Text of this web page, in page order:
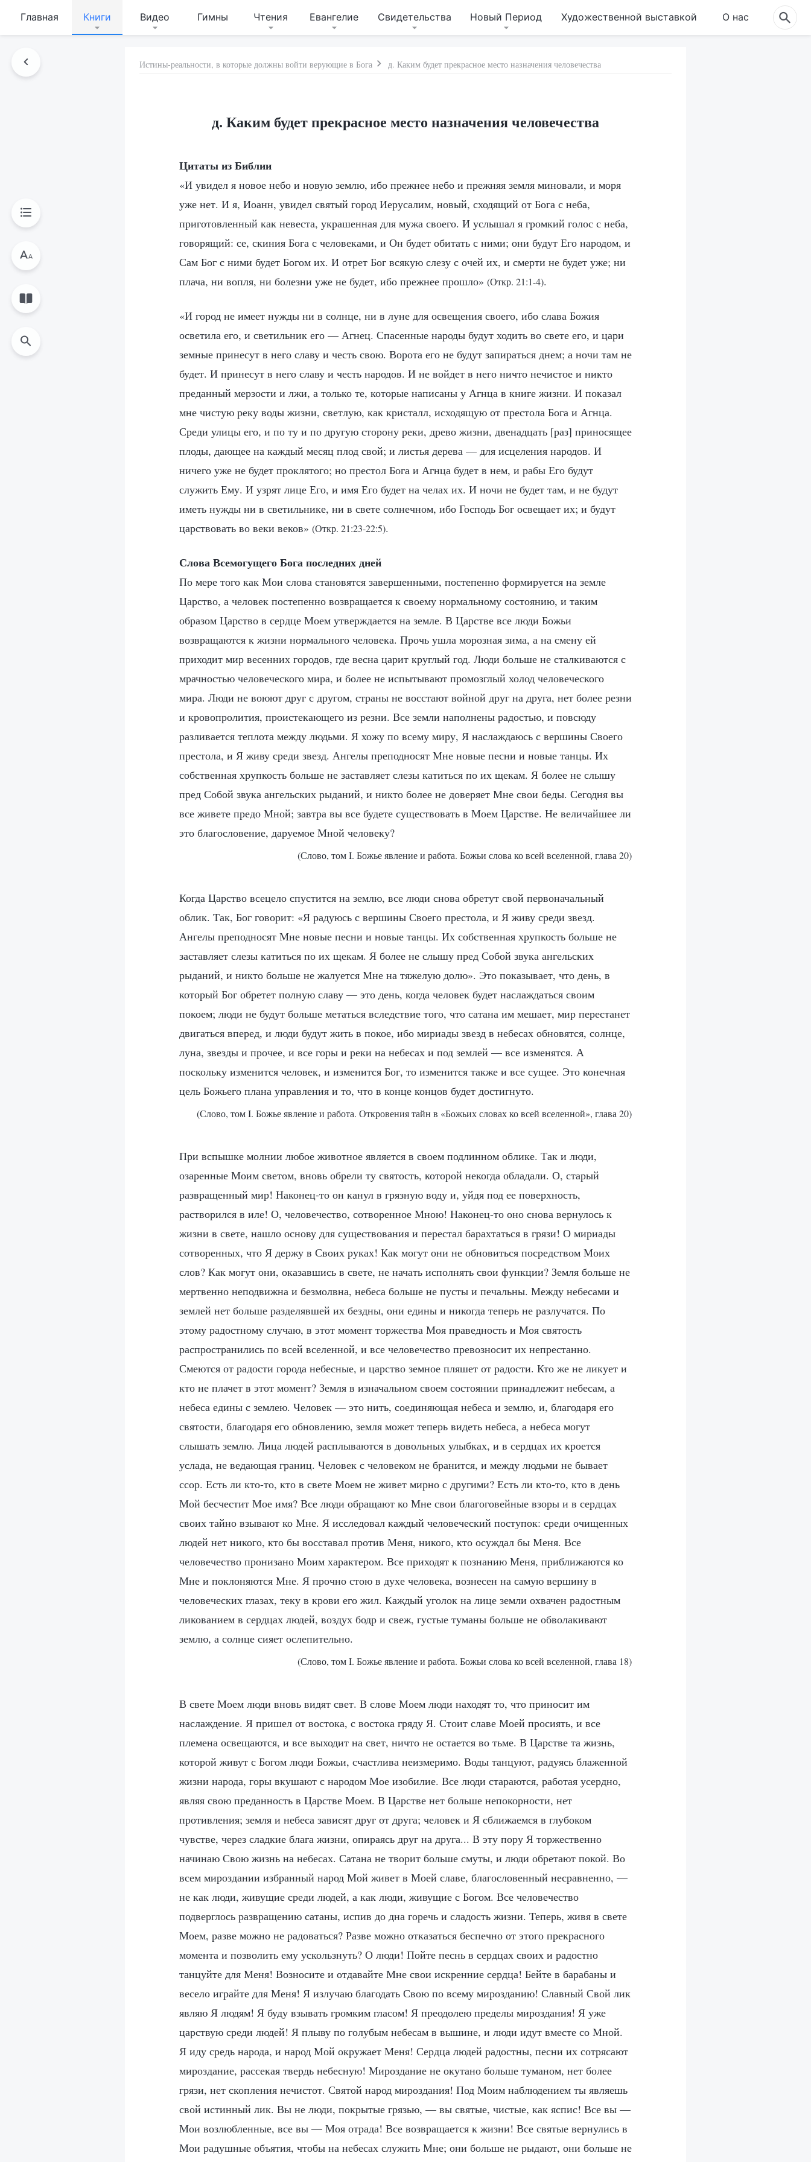
Главная Книги Видео Гимны Чтения Евангелие Свидетельства Новый Период Художественной выставкой О нас
Истины-реальности, в которые должны войти верующие в Бога д. Каким будет прекрасное место назначения человечества
д. Каким будет прекрасное место назначения человечества
Цитаты из Библии
«И увидел я новое небо и новую землю, ибо прежнее небо и прежняя земля миновали, и моря
уже нет. И я, Иоанн, увидел святый город Иерусалим, новый, сходящий от Бога с неба,
приготовленный как невеста, украшенная для мужа своего. И услышал я громкий голос с неба,
говорящий: се, скиния Бога с человеками, и Он будет обитать с ними; они будут Его народом, и
Сам Бог с ними будет Богом их. И отрет Бог всякую слезу с очей их, и смерти не будет уже; ни
плача, ни вопля, ни болезни уже не будет, ибо прежнее прошло» (Откр. 21:1-4).
«И город не имеет нужды ни в солнце, ни в луне для освещения своего, ибо слава Божия
осветила его, и светильник его — Агнец. Спасенные народы будут ходить во свете его, и цари
земные принесут в него славу и честь свою. Ворота его не будут запираться днем; а ночи там не
будет. И принесут в него славу и честь народов. И не войдет в него ничто нечистое и никто
преданный мерзости и лжи, а только те, которые написаны у Агнца в книге жизни. И показал
мне чистую реку воды жизни, светлую, как кристалл, исходящую от престола Бога и Агнца.
Среди улицы его, и по ту и по другую сторону реки, древо жизни, двенадцать [раз] приносящее
плоды, дающее на каждый месяц плод свой; и листья дерева — для исцеления народов. И
ничего уже не будет проклятого; но престол Бога и Агнца будет в нем, и рабы Его будут
служить Ему. И узрят лице Его, и имя Его будет на челах их. И ночи не будет там, и не будут
иметь нужды ни в светильнике, ни в свете солнечном, ибо Господь Бог освещает их; и будут
царствовать во веки веков» (Откр. 21:23-22:5).
Слова Всемогущего Бога последних дней
По мере того как Мои слова становятся завершенными, постепенно формируется на земле
Царство, а человек постепенно возвращается к своему нормальному состоянию, и таким
образом Царство в сердце Моем утверждается на земле. В Царстве все люди Божьи
возвращаются к жизни нормального человека. Прочь ушла морозная зима, а на смену ей
приходит мир весенних городов, где весна царит круглый год. Люди больше не сталкиваются с
мрачностью человеческого мира, и более не испытывают промозглый холод человеческого
мира. Люди не воюют друг с другом, страны не восстают войной друг на друга, нет более резни
и кровопролития, проистекающего из резни. Все земли наполнены радостью, и повсюду
разливается теплота между людьми. Я хожу по всему миру, Я наслаждаюсь с вершины Своего
престола, и Я живу среди звезд. Ангелы преподносят Мне новые песни и новые танцы. Их
собственная хрупкость больше не заставляет слезы катиться по их щекам. Я более не слышу
пред Собой звука ангельских рыданий, и никто более не доверяет Мне свои беды. Сегодня вы
все живете предо Мной; завтра вы все будете существовать в Моем Царстве. Не величайшее ли
это благословение, даруемое Мной человеку?
(Слово, том I. Божье явление и работа. Божьи слова ко всей вселенной, глава 20)
Когда Царство всецело спустится на землю, все люди снова обретут свой первоначальный
облик. Так, Бог говорит: «Я радуюсь с вершины Своего престола, и Я живу среди звезд.
Ангелы преподносят Мне новые песни и новые танцы. Их собственная хрупкость больше не
заставляет слезы катиться по их щекам. Я более не слышу пред Собой звука ангельских
рыданий, и никто больше не жалуется Мне на тяжелую долю». Это показывает, что день, в
который Бог обретет полную славу — это день, когда человек будет наслаждаться своим
покоем; люди не будут больше метаться вследствие того, что сатана им мешает, мир перестанет
двигаться вперед, и люди будут жить в покое, ибо мириады звезд в небесах обновятся, солнце,
луна, звезды и прочее, и все горы и реки на небесах и под землей — все изменятся. А
поскольку изменится человек, и изменится Бог, то изменится также и все сущее. Это конечная
цель Божьего плана управления и то, что в конце концов будет достигнуто.
(Слово, том I. Божье явление и работа. Откровения тайн в «Божьих словах ко всей вселенной», глава 20)
При вспышке молнии любое животное является в своем подлинном облике. Так и люди,
озаренные Моим светом, вновь обрели ту святость, которой некогда обладали. О, старый
развращенный мир! Наконец-то он канул в грязную воду и, уйдя под ее поверхность,
растворился в иле! О, человечество, сотворенное Мною! Наконец-то оно снова вернулось к
жизни в свете, нашло основу для существования и перестал барахтаться в грязи! О мириады
сотворенных, что Я держу в Своих руках! Как могут они не обновиться посредством Моих
слов? Как могут они, оказавшись в свете, не начать исполнять свои функции? Земля больше не
мертвенно неподвижна и безмолвна, небеса больше не пусты и печальны. Между небесами и
землей нет больше разделявшей их бездны, они едины и никогда теперь не разлучатся. По
этому радостному случаю, в этот момент торжества Моя праведность и Моя святость
распространились по всей вселенной, и все человечество превозносит их непрестанно.
Смеются от радости города небесные, и царство земное пляшет от радости. Кто же не ликует и
кто не плачет в этот момент? Земля в изначальном своем состоянии принадлежит небесам, а
небеса едины с землею. Человек — это нить, соединяющая небеса и землю, и, благодаря его
святости, благодаря его обновлению, земля может теперь видеть небеса, а небеса могут
слышать землю. Лица людей расплываются в довольных улыбках, и в сердцах их кроется
услада, не ведающая границ. Человек с человеком не бранится, и между людьми не бывает
ссор. Есть ли кто-то, кто в свете Моем не живет мирно с другими? Есть ли кто-то, кто в день
Мой бесчестит Мое имя? Все люди обращают ко Мне свои благоговейные взоры и в сердцах
своих тайно взывают ко Мне. Я исследовал каждый человеческий поступок: среди очищенных
людей нет никого, кто бы восставал против Меня, никого, кто осуждал бы Меня. Все
человечество пронизано Моим характером. Все приходят к познанию Меня, приближаются ко
Мне и поклоняются Мне. Я прочно стою в духе человека, вознесен на самую вершину в
человеческих глазах, теку в крови его жил. Каждый уголок на лице земли охвачен радостным
ликованием в сердцах людей, воздух бодр и свеж, густые туманы больше не обволакивают
землю, а солнце сияет ослепительно.
(Слово, том I. Божье явление и работа. Божьи слова ко всей вселенной, глава 18)
В свете Моем люди вновь видят свет. В слове Моем люди находят то, что приносит им
наслаждение. Я пришел от востока, с востока гряду Я. Стоит славе Моей просиять, и все
племена освещаются, и все выходит на свет, ничто не остается во тьме. В Царстве та жизнь,
которой живут с Богом люди Божьи, счастлива неизмеримо. Воды танцуют, радуясь блаженной
жизни народа, горы вкушают с народом Мое изобилие. Все люди стараются, работая усердно,
являя свою преданность в Царстве Моем. В Царстве нет больше непокорности, нет
противления; земля и небеса зависят друг от друга; человек и Я сближаемся в глубоком
чувстве, через сладкие блага жизни, опираясь друг на друга... В эту пору Я торжественно
начинаю Свою жизнь на небесах. Сатана не творит больше смуты, и люди обретают покой. Во
всем мироздании избранный народ Мой живет в Моей славе, благословенный несравненно, —
не как люди, живущие среди людей, а как люди, живущие с Богом. Все человечество
подверглось развращению сатаны, испив до дна горечь и сладость жизни. Теперь, живя в свете
Моем, разве можно не радоваться? Разве можно отказаться беспечно от этого прекрасного
момента и позволить ему ускользнуть? О люди! Пойте песнь в сердцах своих и радостно
танцуйте для Меня! Возносите и отдавайте Мне свои искренние сердца! Бейте в барабаны и
весело играйте для Меня! Я излучаю благодать Свою по всему мирозданию! Славный Свой лик
являю Я людям! Я буду взывать громким гласом! Я преодолею пределы мироздания! Я уже
царствую среди людей! Я плыву по голубым небесам в вышине, и люди идут вместе со Мной.
Я иду средь народа, и народ Мой окружает Меня! Сердца людей радостны, песни их сотрясают
мироздание, рассекая твердь небесную! Мироздание не окутано больше туманом, нет более
грязи, нет скопления нечистот. Святой народ мироздания! Под Моим наблюдением ты являешь
свой истинный лик. Вы не люди, покрытые грязью, — вы святые, чистые, как яспис! Все вы —
Мои возлюбленные, все вы — Моя отрада! Все возвращается к жизни! Все святые вернулись в
Мои радушные объятия, чтобы на небесах служить Мне; они больше не рыдают, они больше не